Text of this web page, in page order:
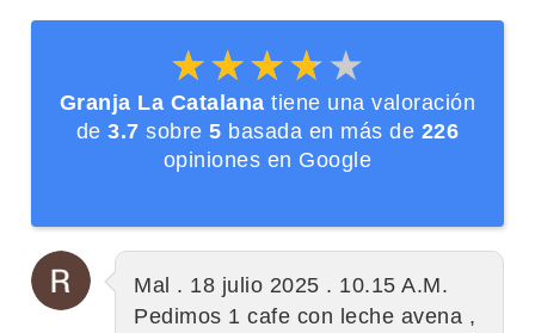
★★★★★
★★★★★
Granja La Catalana tiene una valoración
de3.7 sobre5 basada en más de 226
opiniones en Google
Mal . 18 julio 2025 . 10.15 A.M.
Pedimos 1 cafe con leche avena ,